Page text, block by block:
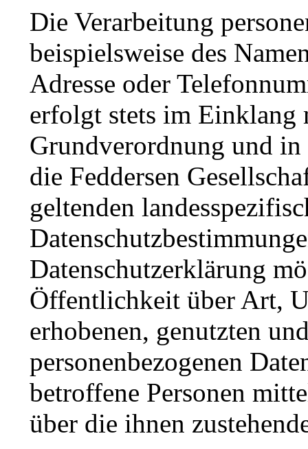
Die Verarbeitung
beispielsweise des
Adresse oder
erfolgt stets im Einklang
Grundverordnung und
die Feddersen
geltenden
Datenschutzerklärung
Öffentlichkeit über Art,
erhobenen, genutzten
personenbezogenen
betroffene Personen
über die ihnen